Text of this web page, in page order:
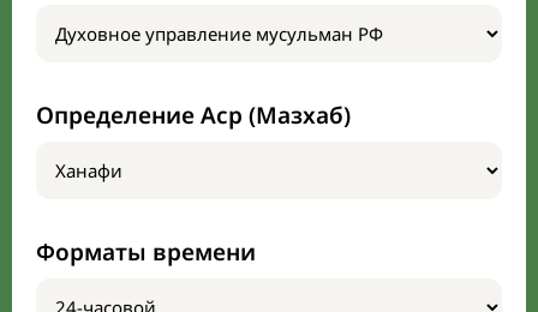
Определение Аср (Мазхаб)
Форматы времени